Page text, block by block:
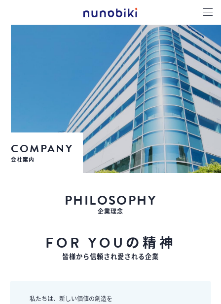
COMPANY
会社案内
PHILOSOPHY
企業理念
FOR YOUの精神
皆様から信頼され愛される企業
私たちは、新しい価値の創造を